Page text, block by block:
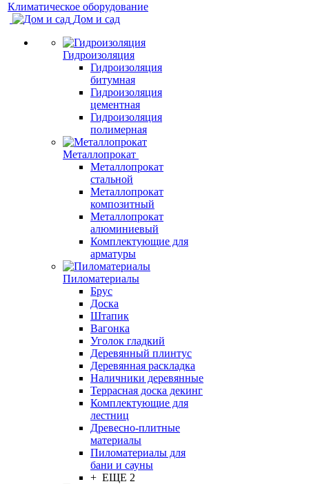
Климатическое оборудование
Дом и сад
Гидроизоляция
Гидроизоляция
битумная
Гидроизоляция
цементная
Гидроизоляция
полимерная
Металлопрокат
Металлопрокат
стальной
Металлопрокат
композитный
Металлопрокат
алюминиевый
Комплектующие для
арматуры
Пиломатериалы
Брус
Доска
Штапик
Вагонка
Уголок гладкий
Деревянный плинтус
Деревянная раскладка
Наличники деревянные
Террасная доска декинг
Комплектующие для
лестниц
Древесно-плитные
материалы
Пиломатериалы для
бани и сауны
+ ЕЩЕ 2